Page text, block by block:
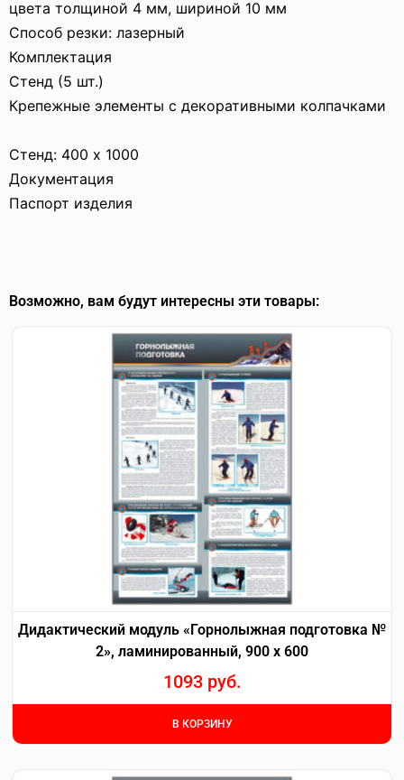
цвета толщиной 4 мм, шириной 10 мм
Способ резки: лазерный
Комплектация
Стенд (5 шт.)
Крепежные элементы с декоративными колпачками
Стенд: 400 х 1000
Документация
Паспорт изделия
Возможно, вам будут интересны эти товары:
Дидактический модуль «Горнолыжная подготовка №
2», ламинированный, 900 х 600
1093 руб.
В КОРЗИНУ